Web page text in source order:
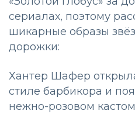
сериалах, поэтому
шикарные образы
дорожки:
Хантер Шафер
стиле барбикора и
нежно-розовом